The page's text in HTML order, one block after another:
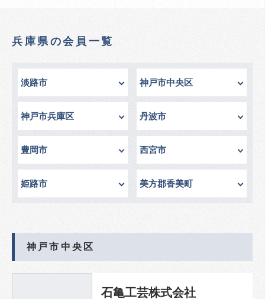
兵庫県の会員一覧
淡路市 神戸市中央区
神戸市兵庫区 丹波市
豊岡市 西宮市
姫路市 美方郡香美町
神戸市中央区
石亀工芸株式会社